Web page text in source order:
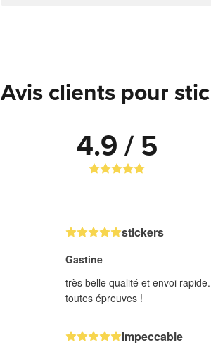
Avis clients pour
4.9 / 5
stickers
Gastine
très belle qualité et envoi
toutes épreuves !
Impeccable